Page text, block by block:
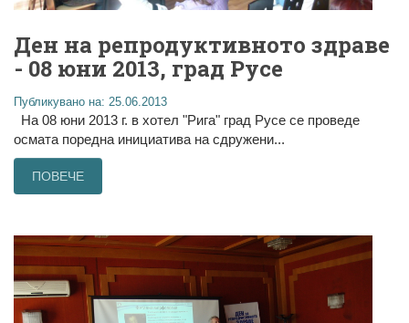
Ден на репродуктивното здраве
- 08 юни 2013, град Русе
Публикувано на: 25.06.2013
На 08 юни 2013 г. в хотел "Рига" град Русе се проведе
осмата поредна инициатива на сдружени...
ПОВЕЧЕ